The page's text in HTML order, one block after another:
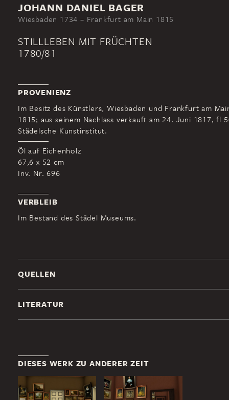
JOHANN DANIEL BAGER
Wiesbaden 1734 – Frankfurt am Main 1815
STILLLEBEN MIT FRÜCHTEN
1780/81
PROVENIENZ
Im Besitz des Künstlers, Wiesbaden und Frankfurt am
1815; aus seinem Nachlass verkauft am 24. Juni 1817, fl
Städelsche Kunstinstitut.
Öl auf Eichenholz
67,6 x 52 cm
Inv. Nr. 696
VERBLEIB
Im Bestand des Städel Museums.
QUELLEN
LITERATUR
DIESES WERK ZU ANDERER ZEIT